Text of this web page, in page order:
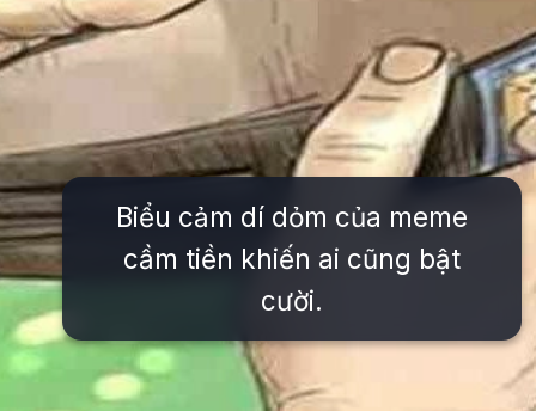
Biểu cảm dí dỏm của meme
cầm tiền khiến ai cũng bật
cười.